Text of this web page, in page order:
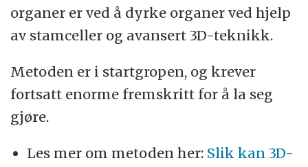
organer er ved å dyrke organer ved hjelp
av stamceller og avansert 3D-teknikk.
Metoden er i startgropen, og krever
fortsatt enorme fremskritt for å la seg
gjøre.
Les mer om metoden her: Slik kan 3D-